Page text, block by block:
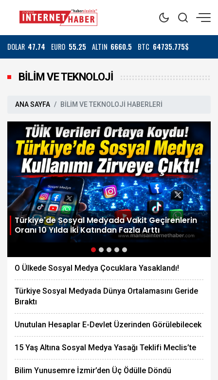
DOLAR 47.74 EURO 55.25 ALTIN 6660.5 BTC 64735.775$
BİLİM VE TEKNOLOJİ
ANA SAYFA BİLİM VE TEKNOLOJİ HABERLERİ
Türkiye'de Sosyal Medyada Vakit Geçirenlerin
Oranı 10 Yılda İki Katından Fazla Arttı
O Ülkede Sosyal Medya Çocuklara Yasaklandı!
Türkiye Sosyal Medyada Dünya Ortalamasını Geride
Bıraktı
Unutulan Hesaplar E-Devlet Üzerinden Görülebilecek
15 Yaş Altına Sosyal Medya Yasağı Teklifi Meclis’te
Bilim Yunusemre İzmir’den Üç Ödülle Döndü